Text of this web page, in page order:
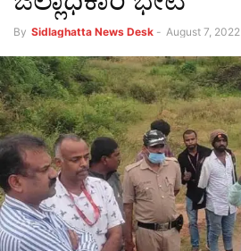
By Sidlaghatta News Desk - August 7, 2022